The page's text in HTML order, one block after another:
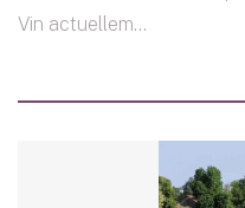
Vin actuellem...